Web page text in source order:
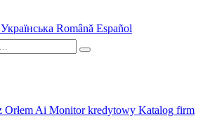
Українська Română Español
Orłem Ai Monitor kredytowy Katalog firm